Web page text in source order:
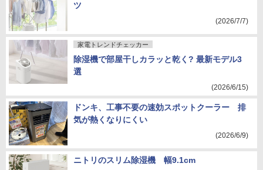
ツ
(2026/7/7)
家電トレンドチェッカー
除湿機で部屋干しカラッと乾く? 最新モデル3
選
(2026/6/15)
ドンキ、工事不要の速効スポットクーラー 排
気が熱くなりにくい
(2026/6/9)
ニトリのスリム除湿機 幅9.1cm